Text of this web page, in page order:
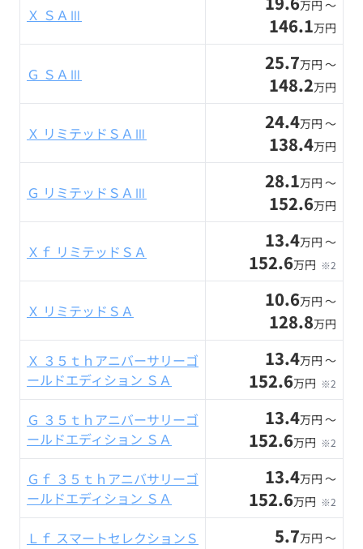
Ｘ ＳＡⅢ 万円 〜
146.1万円
Ｇ ＳＡⅢ 25.7万円 〜
148.2万円
Ｘ リミテッドＳＡⅢ 24.4万円 〜
138.4万円
Ｇ リミテッドＳＡⅢ 28.1万円 〜
152.6万円
Ｘｆ リミテッドＳＡ 13.4万円 〜
152.6万円 ※2
Ｘ リミテッドＳＡ 10.6万円 〜
128.8万円
Ｘ ３５ｔｈアニバーサリーゴ
ールドエディション ＳＡ
13.4万円 〜
152.6万円 ※2
Ｇ ３５ｔｈアニバーサリーゴ
ールドエディション ＳＡ
13.4万円 〜
152.6万円 ※2
Ｇｆ ３５ｔｈアニバサリーゴ
ールドエディション ＳＡ
13.4万円 〜
152.6万円 ※2
Ｌｆ スマートセレクションＳ
5.7万円 〜